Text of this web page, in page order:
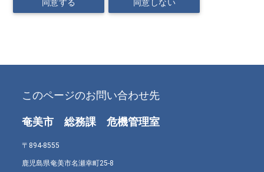
同意する 同意しない
このページのお問い合わせ先
奄美市 総務課 危機管理室
〒894-8555
鹿児島県奄美市名瀬幸町25-8